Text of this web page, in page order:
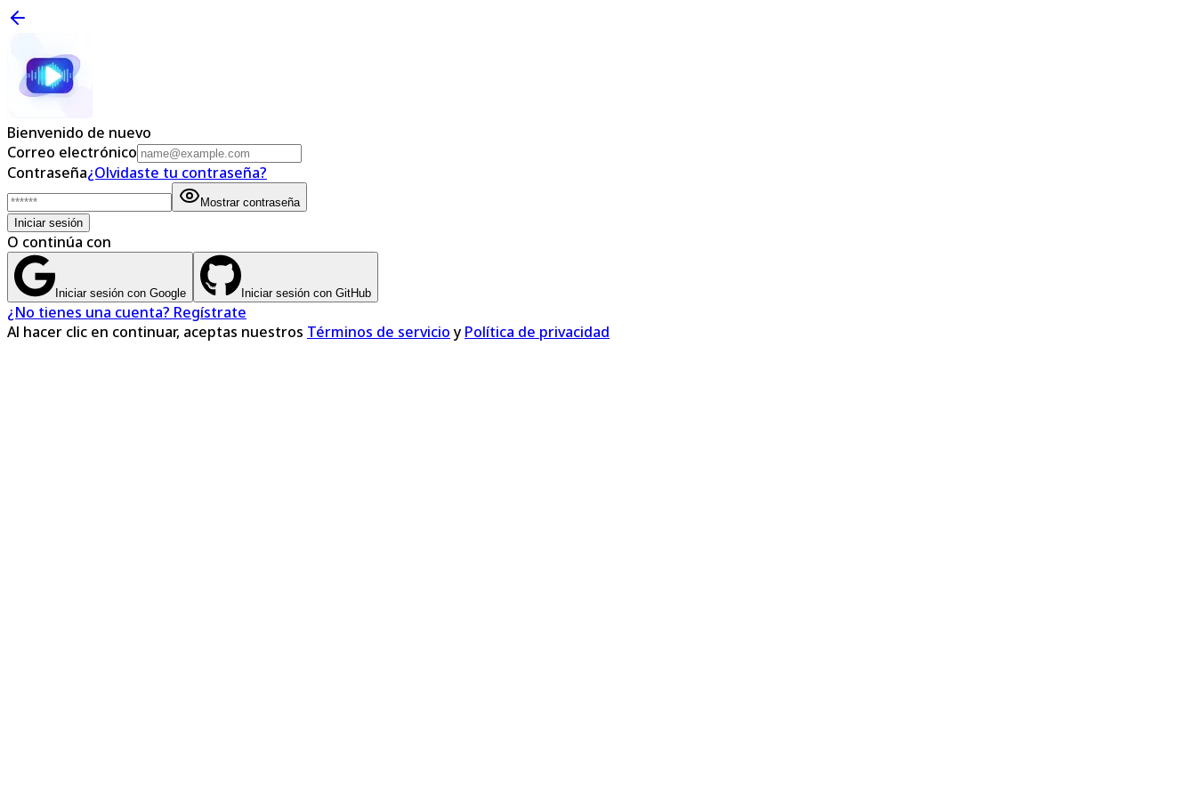
Bienvenido de nuevo
Correo electrónico
Contraseña¿Olvidaste tu contraseña?
Mostrar contraseña
Iniciar sesión
O continúa con
Iniciar sesión con Google Iniciar sesión con GitHub
¿No tienes una cuenta? Regístrate
Al hacer clic en continuar, aceptas nuestros Términos de servicio y Política de privacidad